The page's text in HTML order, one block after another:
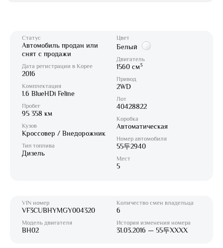
Статус
Автомобиль продан или
снят с продажи
Дата регистрации в Корее
2016
Комплектация
1.6 BlueHDi Feline
Пробег
95 358 км
Кузов
Кроссовер / Внедорожник
Тип топлива
Дизель
Цвет
Белый
Двигатель
1560 см3
Привод
2WD
Лот
40428822
Коробка
Автоматическая
Номер автомобиля
55두2940
Мест
5
VIN номер
VF3CUBHYMGY004320
Модель двигателя
BH02
Количество смен владельца
6
История изменения номера
31.03.2016 — 55두XXXX